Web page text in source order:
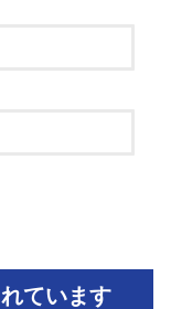
ています